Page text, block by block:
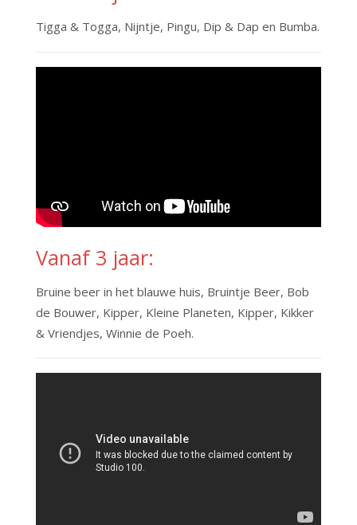
Tigga & Togga, Nijntje, Pingu, Dip & Dap en Bumba.
Vanaf 3 jaar:
Bruine beer in het blauwe huis, Bruintje Beer, Bob
de Bouwer, Kipper, Kleine Planeten, Kipper, Kikker
& Vriendjes, Winnie de Poeh.